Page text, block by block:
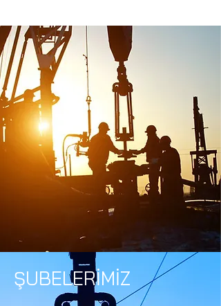
ŞUBELERİMİZ